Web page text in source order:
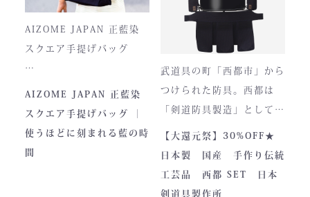
き」を極限まで高めたこの
一式は、まさに現代剣道具
の完成形と呼ぶにふさわし
い逸品です。余計な装飾を
求した姿。そこに宿るの
色合いは、使い込むほどに
風合いが増し、唯一無二の
存在へと変化。
AIZOME JAPAN 正藍染
スクエア手提げバッグ
提げバッグです。
AIZOME JAPAN 正藍染
スクエア手提げバッグ ｜
使うほどに刻まれる藍の時
間
武道具の町「西都市」から
つけられた防具。西都は
「剣道防具製造」として町
のPRやふるさと納税のた
めに作られました。しかし
全国の販売店様の強い意向
で卸販売を開始すると瞬く
【大還元祭】30%OFF★
日本製 国産 手作り伝統
工芸品 西都 SET 日本
剣道具製作所